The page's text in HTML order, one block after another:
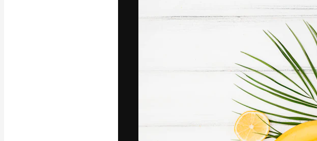
beste arbeid. Mer enn 1 million abonnenter
blant kreative, selskaper, byråer og studioer.